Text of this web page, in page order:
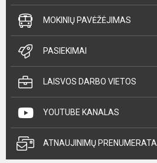
MOKINIŲ PAVĖŽĖJIMAS
PASIEKIMAI
LAISVOS DARBO VIETOS
YOUTUBE KANALAS
ATNAUJINIMŲ PRENUMERATA